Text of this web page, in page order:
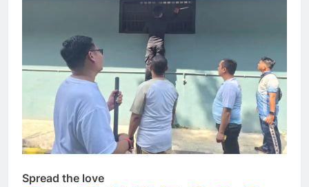
Spread the love